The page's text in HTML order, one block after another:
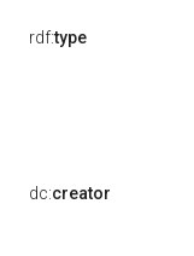
rdf:type
dc:creator